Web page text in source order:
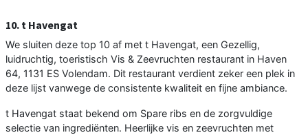
10. t Havengat
We sluiten deze top 10 af met t Havengat, een Gezellig,
luidruchtig, toeristisch Vis & Zeevruchten restaurant in Haven
64, 1131 ES Volendam. Dit restaurant verdient zeker een plek in
deze lijst vanwege de consistente kwaliteit en fijne ambiance.
t Havengat staat bekend om Spare ribs en de zorgvuldige
selectie van ingrediënten. Heerlijke vis en zeevruchten met